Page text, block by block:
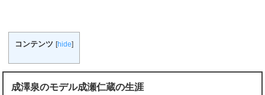
コンテンツ [hide]
成澤泉のモデル成瀬仁蔵の生涯